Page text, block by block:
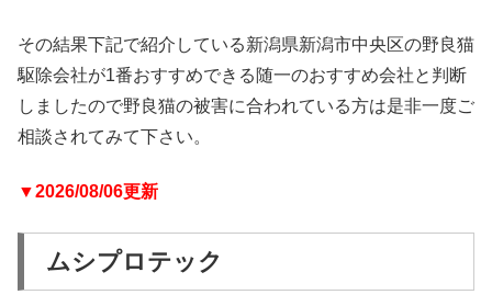
その結果下記で紹介している新潟県新潟市中央区の野良猫
駆除会社が1番おすすめできる随一のおすすめ会社と判断
しましたので野良猫の被害に合われている方は是非一度ご
相談されてみて下さい。
▼2026/08/06更新
ムシプロテック